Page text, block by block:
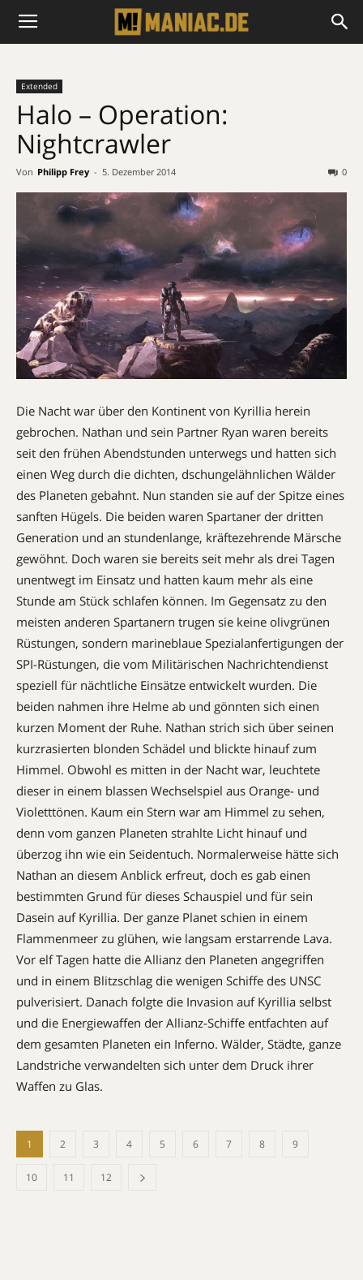
Extended
Halo – Operation:
Nightcrawler
Von Philipp Frey - 5. Dezember 2014 0
Die Nacht war über den Kontinent von Kyrillia herein
gebrochen. Nathan und sein Partner Ryan waren bereits
seit den frühen Abendstunden unterwegs und hatten sich
einen Weg durch die dichten, dschungelähnlichen Wälder
des Planeten gebahnt. Nun standen sie auf der Spitze eines
sanften Hügels. Die beiden waren Spartaner der dritten
Generation und an stundenlange, kräftezehrende Märsche
gewöhnt. Doch waren sie bereits seit mehr als drei Tagen
unentwegt im Einsatz und hatten kaum mehr als eine
Stunde am Stück schlafen können. Im Gegensatz zu den
meisten anderen Spartanern trugen sie keine olivgrünen
Rüstungen, sondern marineblaue Spezialanfertigungen der
SPI-Rüstungen, die vom Militärischen Nachrichtendienst
speziell für nächtliche Einsätze entwickelt wurden. Die
beiden nahmen ihre Helme ab und gönnten sich einen
kurzen Moment der Ruhe. Nathan strich sich über seinen
kurzrasierten blonden Schädel und blickte hinauf zum
Himmel. Obwohl es mitten in der Nacht war, leuchtete
dieser in einem blassen Wechselspiel aus Orange- und
Violetttönen. Kaum ein Stern war am Himmel zu sehen,
denn vom ganzen Planeten strahlte Licht hinauf und
überzog ihn wie ein Seidentuch. Normalerweise hätte sich
Nathan an diesem Anblick erfreut, doch es gab einen
bestimmten Grund für dieses Schauspiel und für sein
Dasein auf Kyrillia. Der ganze Planet schien in einem
Flammenmeer zu glühen, wie langsam erstarrende Lava.
Vor elf Tagen hatte die Allianz den Planeten angegriffen
und in einem Blitzschlag die wenigen Schiffe des UNSC
pulverisiert. Danach folgte die Invasion auf Kyrillia selbst
und die Energiewaffen der Allianz-Schiffe entfachten auf
dem gesamten Planeten ein Inferno. Wälder, Städte, ganze
Landstriche verwandelten sich unter dem Druck ihrer
Waffen zu Glas.
1 2 3 4 5 6 7 8 9
10 11 12